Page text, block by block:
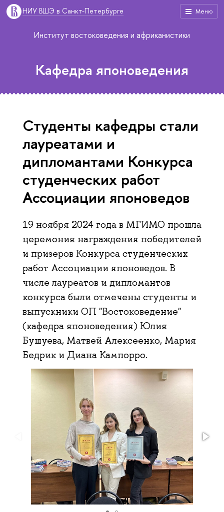
Меню
НИУ ВШЭ в Санкт-Петербурге
Институт востоковедения и африканистики
Кафедра японоведения
Студенты кафедры стали
лауреатами и
дипломантами Конкурса
студенческих работ
Ассоциации японоведов
19 ноября 2024 года в МГИМО прошла
церемония награждения победителей
и призеров Конкурса студенческих
работ Ассоциации японоведов. В
числе лауреатов и дипломантов
конкурса были отмечены студенты и
выпускники ОП "Востоковедение"
(кафедра японоведения) Юлия
Бушуева, Матвей Алексеенко, Мария
Бедрик и Диана Кампорро.